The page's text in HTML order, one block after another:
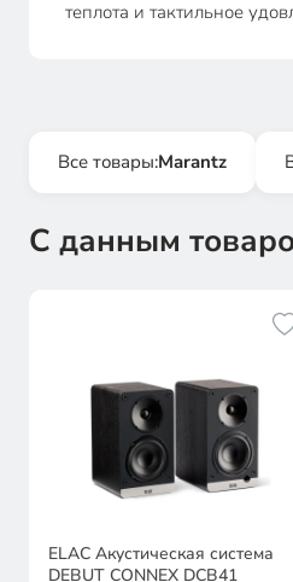
теплота и тактильное
Все товары:Marantz
С данным
ELAC Акустическая система
DEBUT CONNEX DCB41